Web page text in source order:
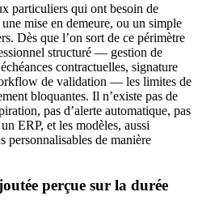
particuliers qui ont besoin de
mise en demeure, ou un simple
Dès que l’on sort de ce périmètre
structuré — gestion de
contractuelles, signature
de validation — les limites de
bloquantes. Il n’existe pas de
pas d’alerte automatique, pas
ERP, et les modèles, aussi
personnalisables de manière
perçue sur la durée